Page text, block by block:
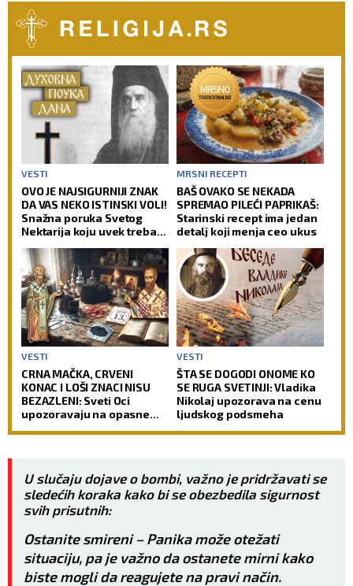
VESTI
OVO JE NAJSIGURNIJI ZNAK
DA VAS NEKO ISTINSKI VOLI!
Snažna poruka Svetog
Nektarija koju uvek treba
MRSNI RECEPTI
BAŠ OVAKO SE NEKADA
SPREMAO PILEĆI PAPRIKAŠ:
Starinski recept ima jedan
detalj koji menja ceo ukus
VESTI
CRNA MAČKA, CRVENI
KONAC I LOŠI ZNACI NISU
BEZAZLENI: Sveti Oci
upozoravaju na opasne
VESTI
ŠTA SE DOGODI ONOME KO
SE RUGA SVETINJI: Vladika
Nikolaj upozorava na cenu
ljudskog podsmeha
U slučaju dojave o bombi, važno je pridržavati se
sledećih koraka kako bi se obezbedila sigurnost
svih prisutnih:
Ostanite smireni – Panika može otežati
situaciju, pa je važno da ostanete mirni kako
biste mogli da reagujete na pravi način.